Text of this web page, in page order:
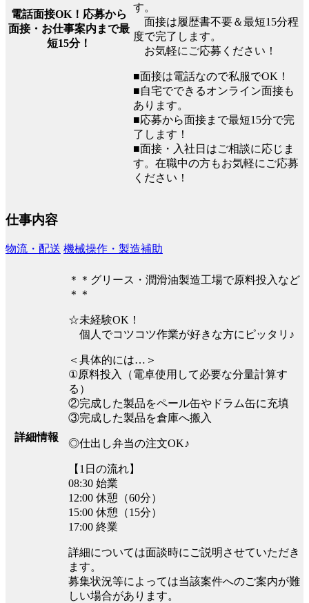
電話面接OK！応募から
面接・お仕事案内まで最
短15分！
す。
面接は履歴書不要＆最短15分程
度で完了します。
お気軽にご応募ください！
■面接は電話なので私服でOK！
■自宅でできるオンライン面接も
あります。
■応募から面接まで最短15分で完
了します！
■面接・入社日はご相談に応じま
す。在職中の方もお気軽にご応募
ください！
仕事内容
物流・配送 機械操作・製造補助
詳細情報
＊＊グリース・潤滑油製造工場で原料投入など
＊＊
☆未経験OK！
個人でコツコツ作業が好きな方にピッタリ♪
＜具体的には…＞
①原料投入（電卓使用して必要な分量計算す
る）
②完成した製品をペール缶やドラム缶に充填
③完成した製品を倉庫へ搬入
◎仕出し弁当の注文OK♪
【1日の流れ】
08:30 始業
12:00 休憩（60分）
15:00 休憩（15分）
17:00 終業
詳細については面談時にご説明させていただき
ます。
募集状況等によっては当該案件へのご案内が難
しい場合があります。